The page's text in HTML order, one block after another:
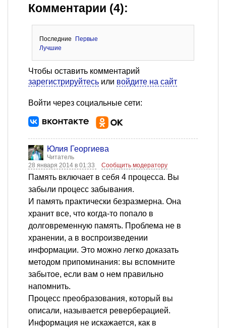
Комментарии (4):
Последние
Первые
Лучшие
Чтобы оставить комментарий
зарегистрируйтесь или войдите на сайт
Войти через социальные сети:
Юлия Георгиева
Читатель
28 января 2014 в 01:33
Сообщить модератору
Память включает в себя 4 процесса. Вы
забыли процесс забывания.
И память практически безразмерна. Она
хранит все, что когда-то попало в
долговременную память. Проблема не в
хранении, а в воспроизведении
информации. Это можно легко доказать
методом припоминания: вы вспомните
забытое, если вам о нем правильно
напомнить.
Процесс преобразования, который вы
описали, называется реверберацией.
Информация не искажается, как в